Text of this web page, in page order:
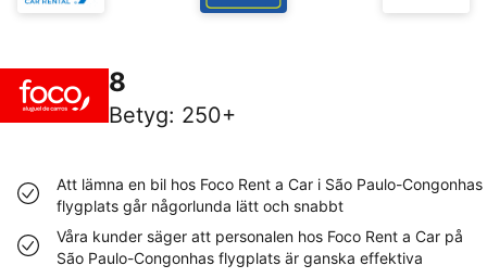
8
Betyg: 250+
Att lämna en bil hos Foco Rent a Car i São Paulo-Congonhas
flygplats går någorlunda lätt och snabbt
Våra kunder säger att personalen hos Foco Rent a Car på
São Paulo-Congonhas flygplats är ganska effektiva